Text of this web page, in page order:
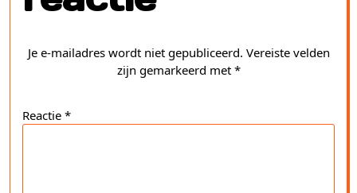
Je e-mailadres wordt niet gepubliceerd. Vereiste velden
zijn gemarkeerd met *
Reactie *